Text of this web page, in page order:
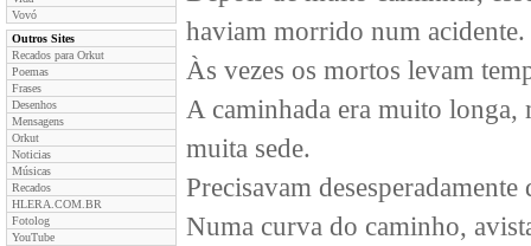
Vovó
Outros Sites
Recados para Orkut
Poemas
Frases
Desenhos
Mensagens
Orkut
Noticias
Músicas
Recados
HLERA.COM.BR
Fotolog
YouTube
haviam morrido num acidente.
Às vezes os mortos levam
A caminhada era muito longa,
muita sede.
Precisavam desesperadamente
Numa curva do caminho,